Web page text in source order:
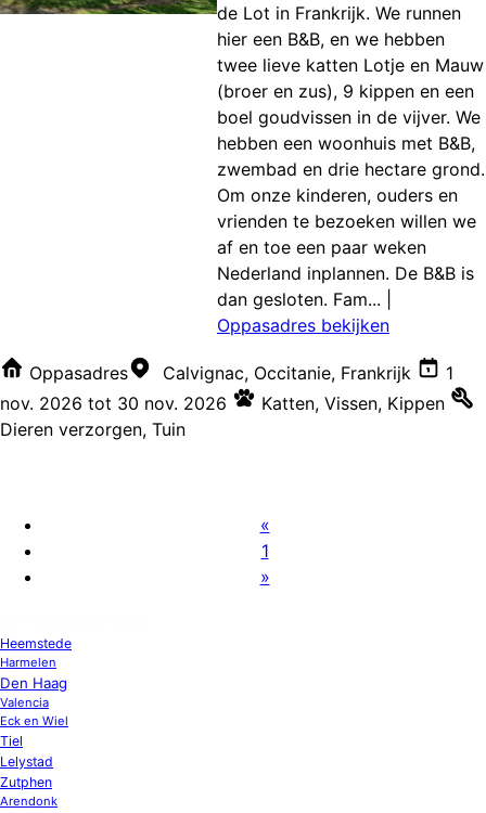
de Lot in Frankrijk. We runnen
hier een B&B, en we hebben
twee lieve katten Lotje en Mauw
(broer en zus), 9 kippen en een
boel goudvissen in de vijver. We
hebben een woonhuis met B&B,
zwembad en drie hectare grond.
Om onze kinderen, ouders en
vrienden te bezoeken willen we
af en toe een paar weken
Nederland inplannen. De B&B is
dan gesloten. Fam...
Oppasadres bekijken
Oppasadres Calvignac, Occitanie, Frankrijk
1
nov. 2026 tot 30 nov. 2026 Katten, Vissen, Kippen
Dieren verzorgen, Tuin
«
1
»
Heemstede
Harmelen
Den Haag
Valencia
Eck en Wiel
Tiel
Lelystad
Zutphen
Arendonk